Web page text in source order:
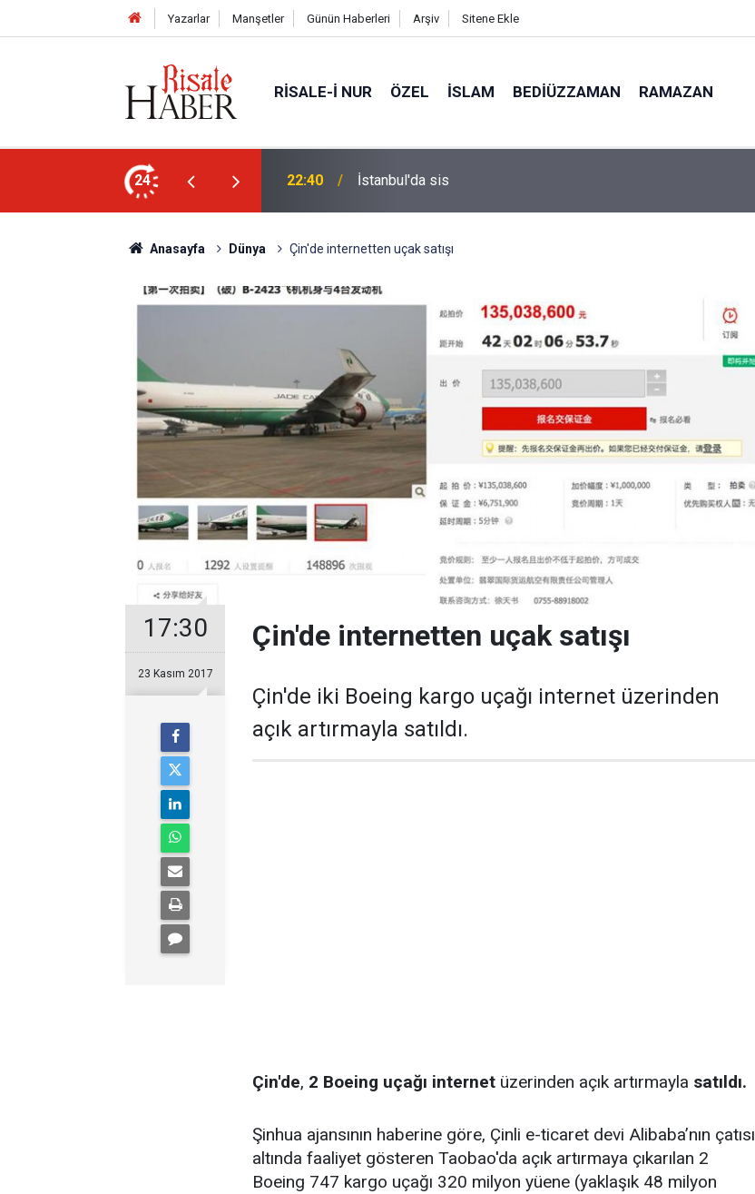
Yazarlar Manşetler Günün Haberleri Arşiv Sitene Ekle
RISALE-I NUR ÖZEL İSLAM BEDIÜZZAMAN RAMAZAN
24
hayattar ve ziyadardır 22:40 İstanbul'da sis
Anasayfa Dünya Çin'de internetten uçak satışı
17:30
23 Kasım 2017
Çin'de internetten uçak satışı
Çin'de iki Boeing kargo uçağı internet üzerinden
açık artırmayla satıldı.
Çin'de, 2 Boeing uçağı internet üzerinden açık artırmayla satıldı.
Şinhua ajansının haberine göre, Çinli e-ticaret devi Alibaba’nın çatısı
altında faaliyet gösteren Taobao'da açık artırmaya çıkarılan 2
Boeing 747 kargo uçağı 320 milyon yüene (yaklaşık 48 milyon